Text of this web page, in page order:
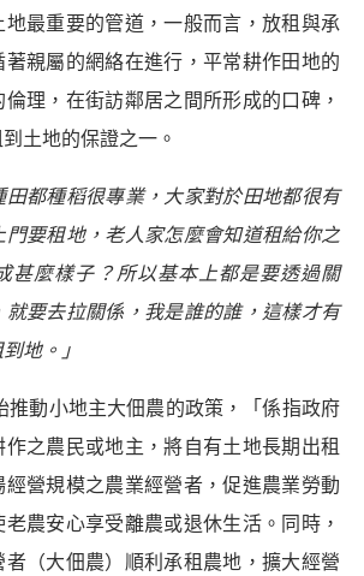
最重要的管道，一般而言，放租與承
親屬的網絡在進行，平常耕作田地的
理，在街訪鄰居之間所形成的口碑，
土地的保證之一。
田都種稻很專業，大家對於田地都很有
門要租地，老人家怎麼會知道租給你之
甚麼樣子？所以基本上都是要透過關
就要去拉關係，我是誰的誰，這樣才有
地。」
推動小地主大佃農的政策，「係指政府
之農民或地主，將自有土地長期出租
營規模之農業經營者，促進農業勞動
農安心享受離農或退休生活。同時，
（大佃農）順利承租農地，擴大經營